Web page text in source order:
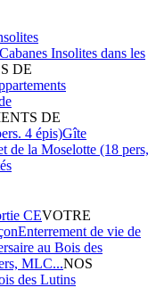
Cabanes Insolites dans les
DE
DE
4 épis)Gîte
de la Moselotte (18 pers,
CEVOTRE
Enterrement de vie de
au Bois des
MLC...NOS
des Lutins